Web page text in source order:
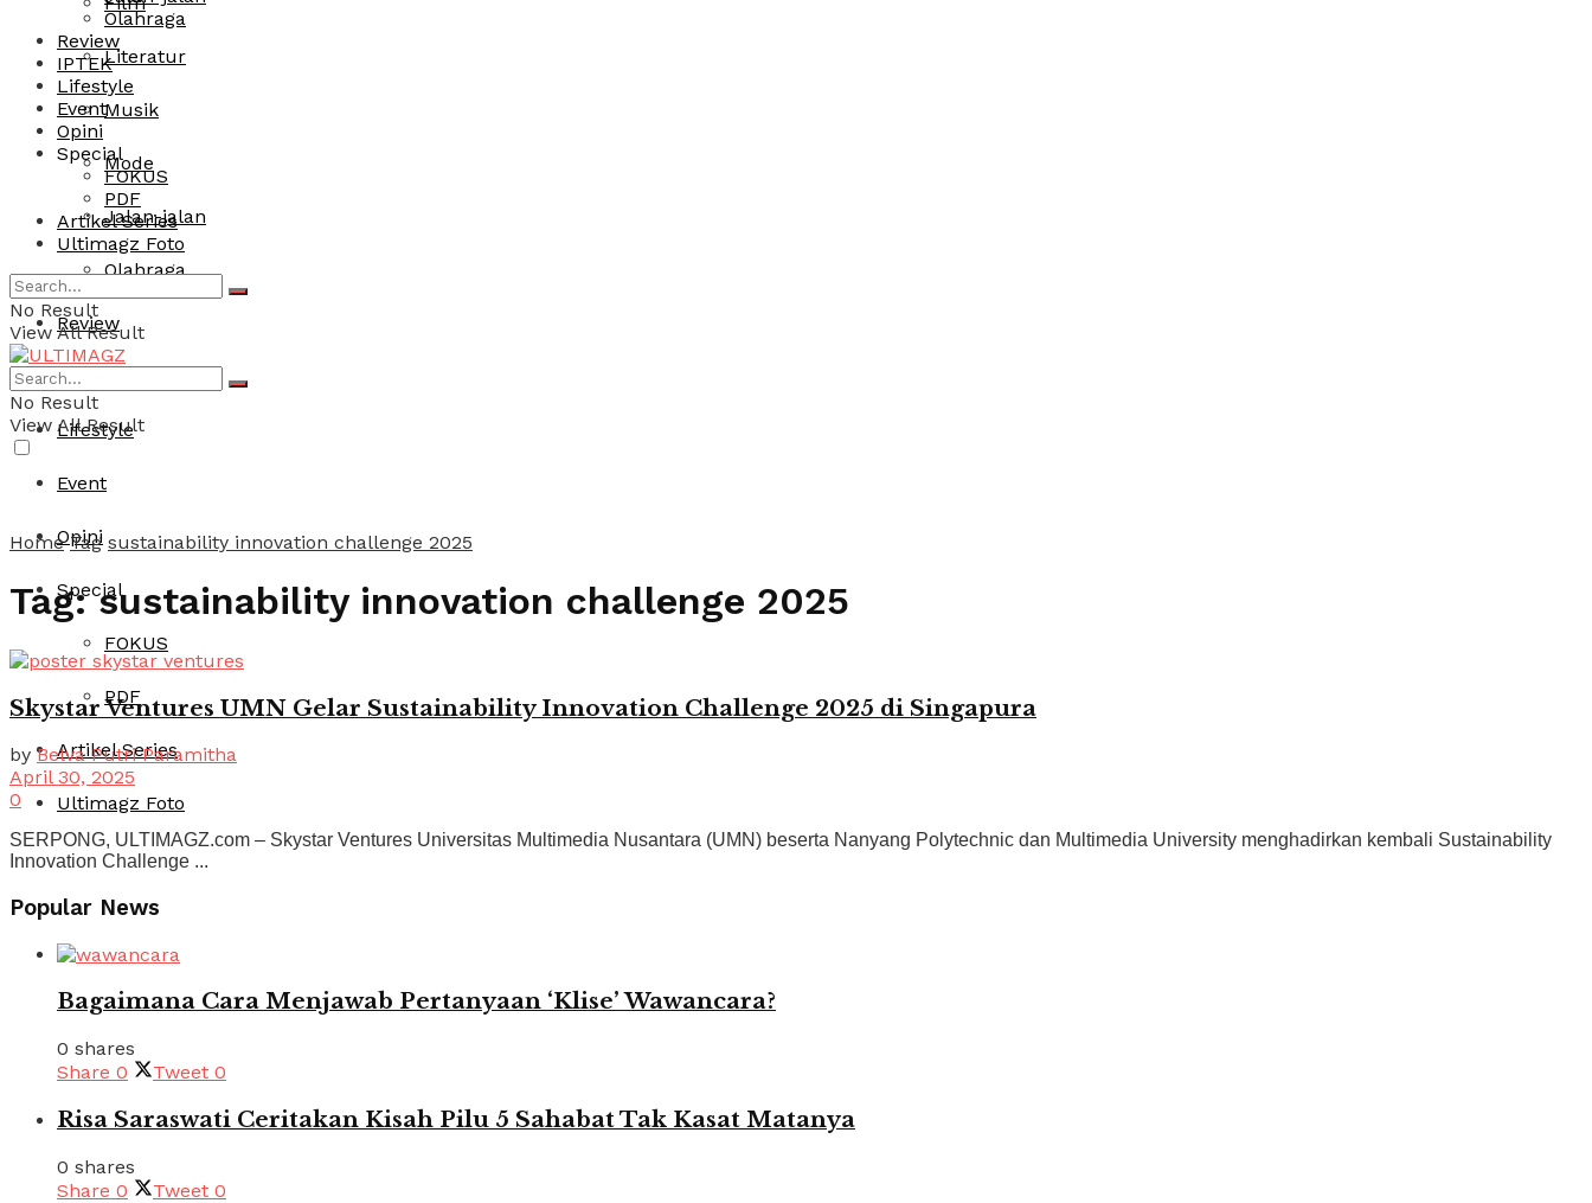
Literatur
Musik
Mode
Jalan-jalan
Olahraga
Review
IPTEK
Lifestyle
Event
Opini
Special
FOKUS
PDF
Artikel Series
Ultimagz Foto
Olahraga
Review
IPTEK
Lifestyle
Event
Opini
Special
FOKUS
PDF
Artikel Series
Ultimagz Foto
No Result
View All Result
No Result
View All Result
Home Tag sustainability innovation challenge 2025
Tag:sustainability innovation challenge 2025
Skystar Ventures UMN Gelar Sustainability Innovation Challenge 2025 di Singapura
by Belva Putri Paramitha
April 30, 2025
0
SERPONG, ULTIMAGZ.com – Skystar Ventures Universitas Multimedia Nusantara (UMN) beserta Nanyang Polytechnic dan Multimedia University menghadirkan kembali Sustainability
Innovation Challenge ...
Popular News
Bagaimana Cara Menjawab Pertanyaan ‘Klise’ Wawancara?
0 shares
Share 0 Tweet 0
Risa Saraswati Ceritakan Kisah Pilu 5 Sahabat Tak Kasat Matanya
0 shares
Share 0 Tweet 0